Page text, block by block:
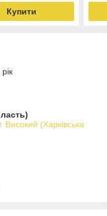
Купити
(Харківська